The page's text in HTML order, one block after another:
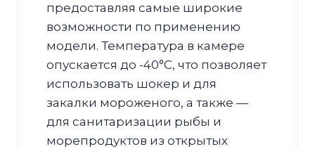
предоставляя самые широкие
возможности по применению
модели. Температура в камере
опускается до -40°С, что позволяет
использовать шокер и для
закалки мороженого, а также —
для санитаризации рыбы и
морепродуктов из открытых